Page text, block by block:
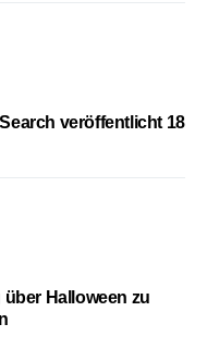
veröffentlicht 18
Halloween zu